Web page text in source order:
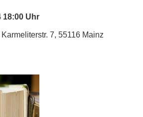
18:00 Uhr
7, 55116 Mainz